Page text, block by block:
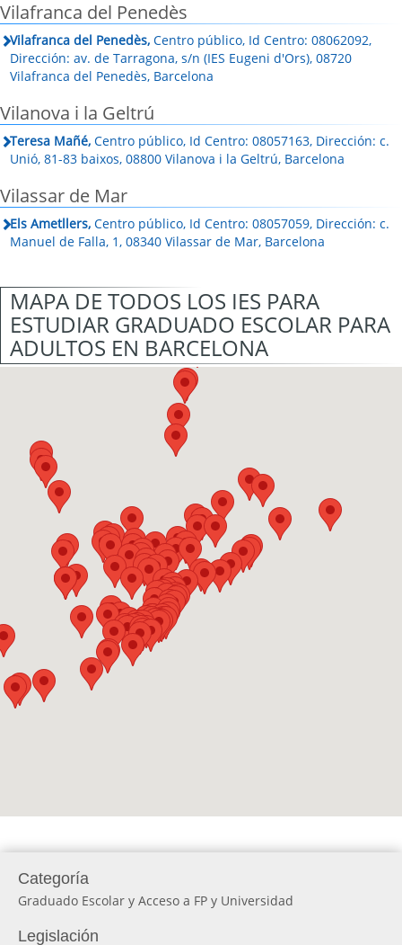
Vilafranca del Penedès
Vilafranca del Penedès, Centro público, Id Centro: 08062092,
Dirección: av. de Tarragona, s/n (IES Eugeni d'Ors), 08720
Vilafranca del Penedès, Barcelona
Vilanova i la Geltrú
Teresa Mañé, Centro público, Id Centro: 08057163, Dirección: c.
Unió, 81-83 baixos, 08800 Vilanova i la Geltrú, Barcelona
Vilassar de Mar
Els Ametllers, Centro público, Id Centro: 08057059, Dirección: c.
Manuel de Falla, 1, 08340 Vilassar de Mar, Barcelona
MAPA DE TODOS LOS IES PARA
ESTUDIAR GRADUADO ESCOLAR PARA
ADULTOS EN BARCELONA
Categoría
Graduado Escolar y Acceso a FP y Universidad
Legislación